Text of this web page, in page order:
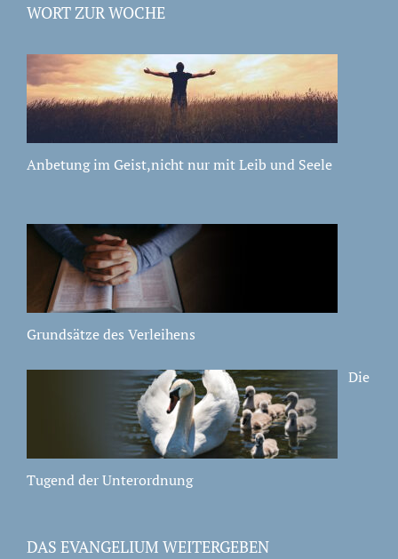
WORT ZUR WOCHE
Anbetung im Geist,nicht nur mit Leib und Seele
Grundsätze des Verleihens
Die
Tugend der Unterordnung
DAS EVANGELIUM WEITERGEBEN